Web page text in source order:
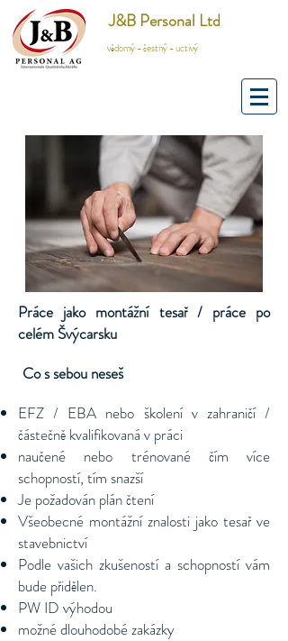
J&B Personal Ltd
vědomý - čestný - uctivý
Práce jako montážní tesař / práce po
celém Švýcarsku
Co s sebou neseš
EFZ / EBA nebo školení v zahraničí /
částečně kvalifikovaná v práci
naučené nebo trénované čím více
schopností, tím snazší
Je požadován plán čtení
Všeobecné montážní znalosti jako tesař ve
stavebnictví
Podle vašich zkušeností a schopností vám
bude přidělen.
PW ID výhodou
možné dlouhodobé zakázky